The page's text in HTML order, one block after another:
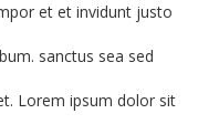
et et invidunt justo
sanctus sea sed
Lorem ipsum dolor sit